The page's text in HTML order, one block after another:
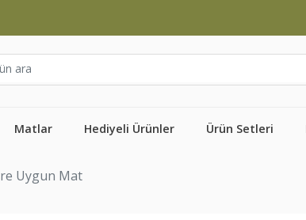
Matlar Hediyeli Ürünler Ürün Setleri
Uygun Mat